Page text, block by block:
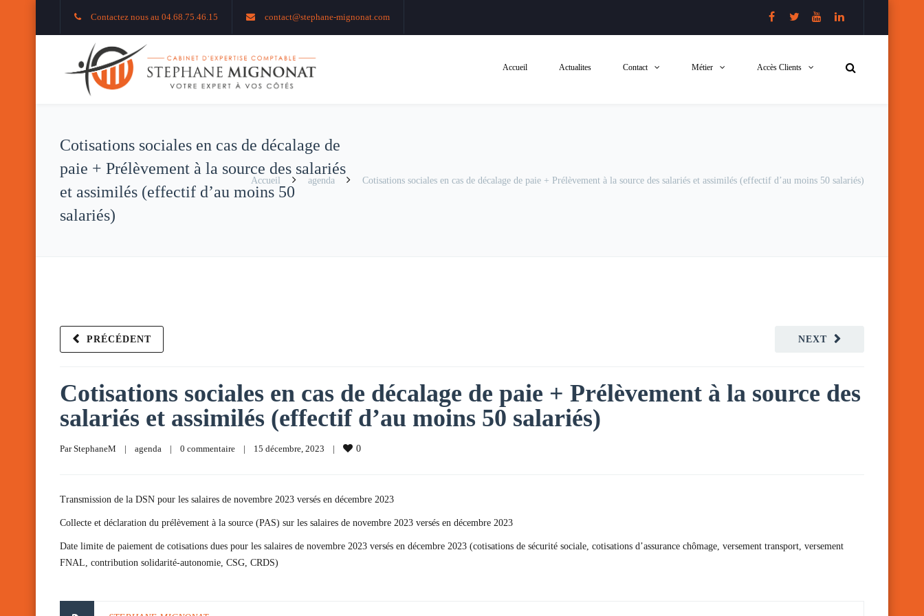
Contactez nous au 04.68.75.46.15 contact@stephane-mignonat.com
Accueil Actualites Contact Métier Accès Clients
Cotisations sociales en cas de décalage de
paie + Prélèvement à la source des salariés
et assimilés (effectif d’au moins 50
salariés)
Accueil agenda Cotisations sociales en cas de décalage de paie + Prélèvement à la source des salariés et assimilés (effectif d’au moins 50 salariés)
NEXT
PRÉCÉDENT
Cotisations sociales en cas de décalage de paie + Prélèvement à la source des
salariés et assimilés (effectif d’au moins 50 salariés)
Par StephaneM | agenda | 0 commentaire | 15 décembre, 2023 | 0
Transmission de la DSN pour les salaires de novembre 2023 versés en décembre 2023
Collecte et déclaration du prélèvement à la source (PAS) sur les salaires de novembre 2023 versés en décembre 2023
Date limite de paiement de cotisations dues pour les salaires de novembre 2023 versés en décembre 2023 (cotisations de sécurité sociale, cotisations d’assurance chômage, versement transport, versement
FNAL, contribution solidarité-autonomie, CSG, CRDS)